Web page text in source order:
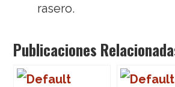
rasero.
Publicaciones